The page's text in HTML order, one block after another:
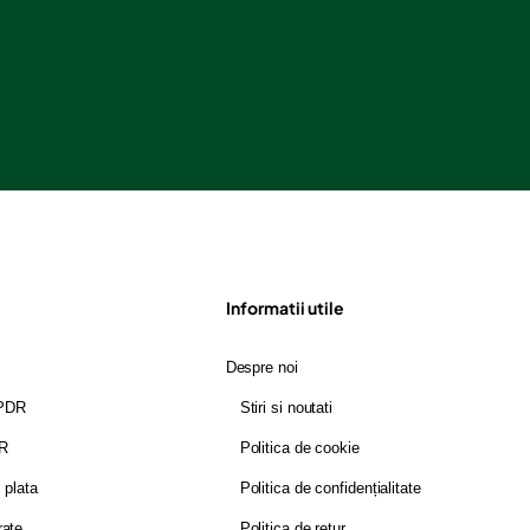
plata
Informatii utile
Despre noi
Stiri si noutati
Politica de cookie
Politica de confidențialitate